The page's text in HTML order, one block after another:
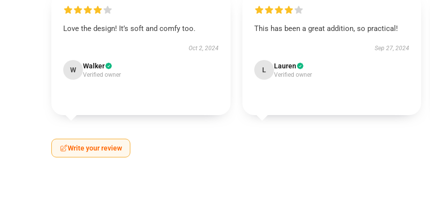
Love the design! It’s soft and comfy too.
Oct 2, 2024
W Walker
Verified owner
This has been a great addition, so practical!
Sep 27, 2024
L Lauren
Verified owner
Write your review